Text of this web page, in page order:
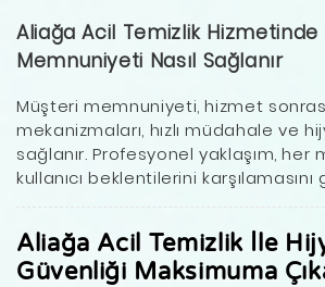
Aliağa Acil Temizlik Hizmetinde
Memnuniyeti Nasıl Sağlanır
Müşteri memnuniyeti, hizmet
mekanizmaları, hızlı müdahale ve
sağlanır. Profesyonel yaklaşım, her
kullanıcı beklentilerini
Aliağa Acil Temizlik İle
Güvenliği Maksimuma